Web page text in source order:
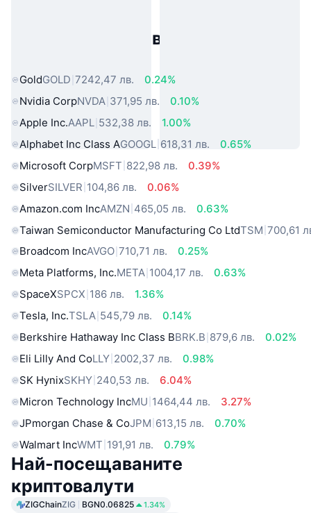
Популярни активи от реалния
GoldGOLD 7242,47 лв.
0.24%
Nvidia CorpNVDA 371,95 лв.
0.10%
Apple Inc.AAPL 532,38 лв.
1.00%
Alphabet Inc Class AGOOGL 618,31 лв.
0.65%
Microsoft CorpMSFT 822,98 лв.
0.39%
SilverSILVER 104,86 лв.
0.06%
Amazon.com IncAMZN 465,05 лв.
0.63%
Taiwan Semiconductor Manufacturing Co LtdTSM 700,61
Broadcom IncAVGO 710,71 лв.
0.25%
Meta Platforms, Inc.META 1004,17 лв.
0.63%
SpaceXSPCX 186 лв.
1.36%
Tesla, Inc.TSLA 545,79 лв.
0.14%
Berkshire Hathaway Inc Class BBRK.B 879,6 лв.
0.02%
Eli Lilly And CoLLY 2002,37 лв.
0.98%
SK HynixSKHY 240,53 лв.
6.04%
Micron Technology IncMU 1464,44 лв.
3.27%
JPmorgan Chase & CoJPM 613,15 лв.
0.70%
Walmart IncWMT 191,91 лв. 0.79%
Най-посещаваните
криптовалути
ZIGChainZIG BGN0.06825 1.34%